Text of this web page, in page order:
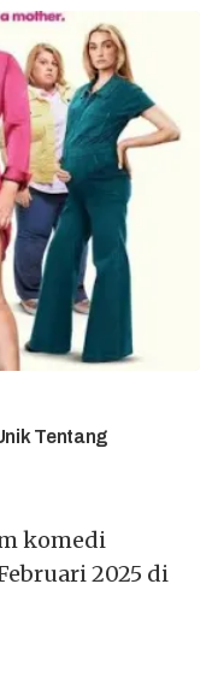
Tentang
komedi
2025 di